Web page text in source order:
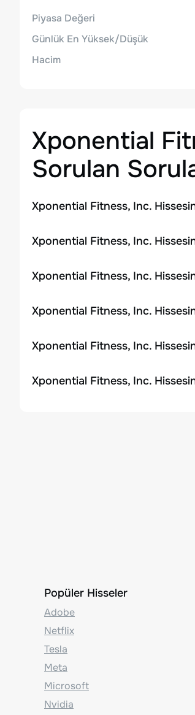
Piyasa Değeri
Günlük En Yüksek/Düşük
Hacim
Xponential
Sorulan
Xponential Fitness, Inc.
Xponential Fitness, Inc.
Xponential Fitness, Inc.
Xponential Fitness, Inc.
Xponential Fitness, Inc.
Xponential Fitness, Inc.
Popüler Hisseler
Adobe
Netflix
Tesla
Meta
Microsoft
Nvidia